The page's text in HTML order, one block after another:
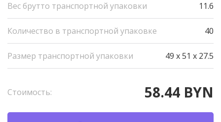
Вес брутто транспортной упаковки 11.6
Количество в транспортной упаковке 40
Размер транспортной упаковки 49 x 51 x 27.5
Стоимость: 58.44 BYN